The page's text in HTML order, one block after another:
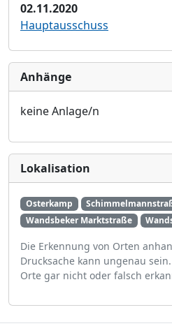
02.11.2020
Hauptausschuss
Anhänge
keine Anlage/n
Lokalisation
Osterkamp
Wandsbeker Marktstraße
Die Erkennung von Orten
Drucksache kann ungenau
Orte gar nicht oder falsch